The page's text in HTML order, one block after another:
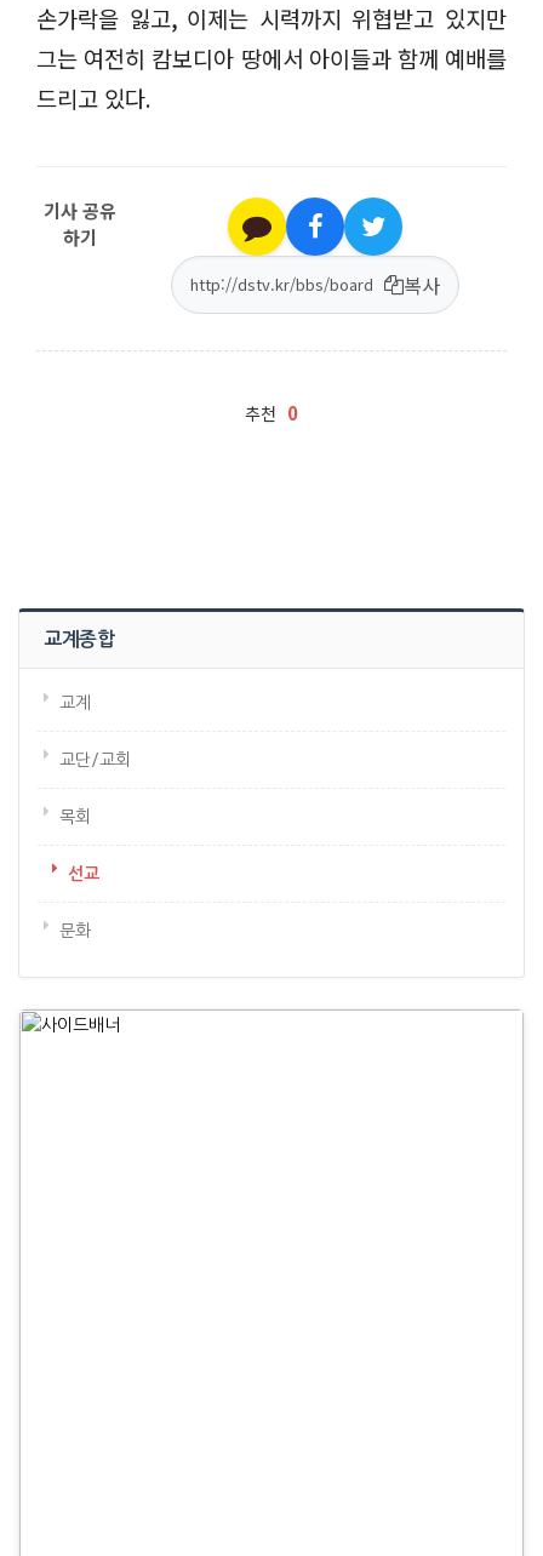
손가락을 잃고, 이제는 시력까지 위협받고 있지만
그는 여전히 캄보디아 땅에서 아이들과 함께 예배를
드리고 있다.
기사 공유
하기
복사
추천 0
교계종합
교계
교단/교회
목회
선교
문화